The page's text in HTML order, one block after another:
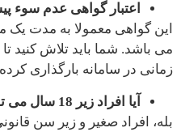
اعتبار گواهی عدم سوء
این گواهی معمولا به مدت یک
می باشد. شما باید تلاش کنید
زمانی در سامانه بارگذاری
آیا افراد زیر 18 سال می توانند سهام دار شوند؟
بله، افراد صغیر و زیر سن